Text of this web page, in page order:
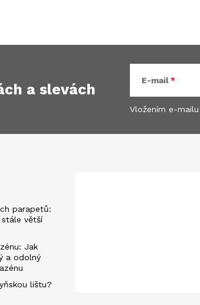
a slevách
E-mail
Vložením e-
parapetů:
stále větší
Jak
a odolný
lištu?